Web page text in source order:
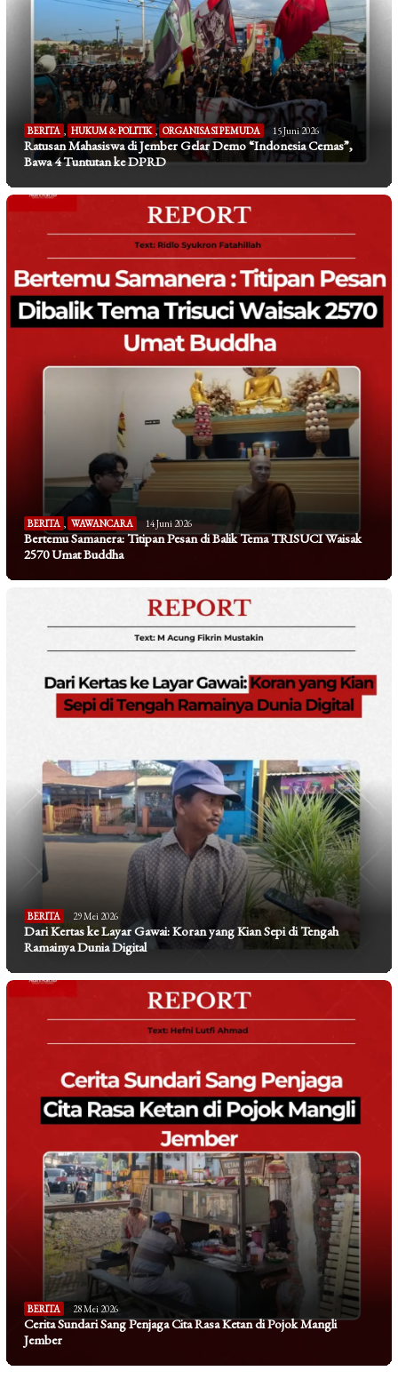
BERITA HUKUM & POLITIK , ORGANISASI PEMUDA 15 Juni 2026
Ratusan Mahasiswa di Jember Gelar Demo “Indonesia Cemas”,
Bawa 4 Tuntutan ke DPRD
BERITA WAWANCARA 14 Juni 2026
Bertemu Samanera: Titipan Pesan di Balik Tema TRISUCI Waisak
2570 Umat Buddha
BERITA 29 Mei 2026
Dari Kertas ke Layar Gawai: Koran yang Kian Sepi di Tengah
Ramainya Dunia Digital
BERITA 28 Mei 2026
Cerita Sundari Sang Penjaga Cita Rasa Ketan di Pojok Mangli
Jember